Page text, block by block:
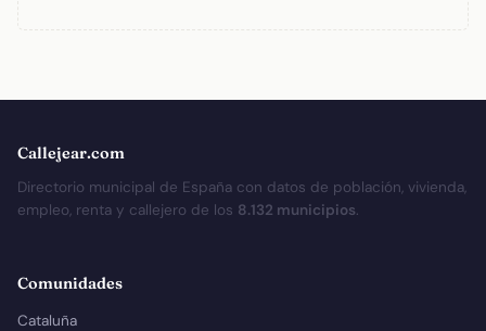
Callejear.com
Directorio municipal de España con datos de población, vivienda,
empleo, renta y callejero de los 8.132 municipios.
Comunidades
Cataluña